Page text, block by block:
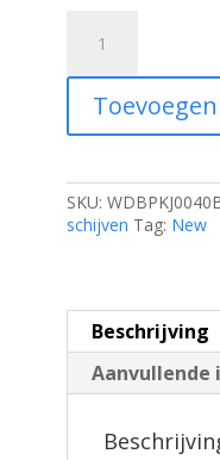
Externe
Harde
Schijf
4TB
|
USB
aantal
SKU:
schijven Tag: New
Beschrijving